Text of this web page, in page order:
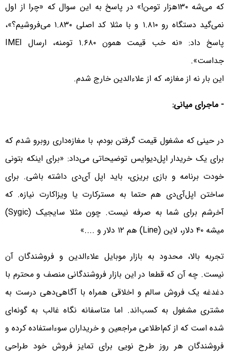
که می‌شه ۱۳۰هزار تومن!» در پاسخ به این سوال که «چرا از اول
نمی‌گید دستگاه رو ۱.۸۱۰ و با مثلا کد اصلی ۱.۸۳۰ می‌فروشیم؟»،
پاسخ داد: «نه خب قیمت همون ۱.۶۸۰ تومنه، ارسال IMEI
جداست».
این بار نه از مغازه، که از علاءالدین خارج شدم.
- ماجرای میانی:
در حینی که مشغول قیمت گرفتن بودم، با مغازه‌داری روبرو شدم که
برای یک خریدار اپل‌دیوایس توضیحاتی می‌داد: «برای اینکه بتونی
خودت برنامه و بازی بریزی، باید اپل آی‌دی داشته باشی. برای
ساختن اپل‌آی‌دی هم حتما به مسترکارت یا ویزاکارت نیازه. که
آخرشم برای شما به صرفه نیست. چون مثلا سایجیک (Sygic)
میشه ۴۰ دلار، لاین (Line) هم ۱۲ دلار و ....»
تجربه بالا، محدود به بازار موبایل علاءالدین و فروشندگان آن
نیست. چه آن که قطعا در این بازار فروشندگانی منصف و محترم با
دغدغه یک فروش سالم و اخلاقی همراه با آگاهی‌دهی درست به
مشتری مشغول به کسب‌اند. اما متاسفانه نگاه غالب به گونه‌ای
شده است که از کم‌اطلاعی مراجعین و خریداران سوءاستفاده کرده و
فروشندگان هر روز طرح نویی برای تمایز فروش خود طراحی